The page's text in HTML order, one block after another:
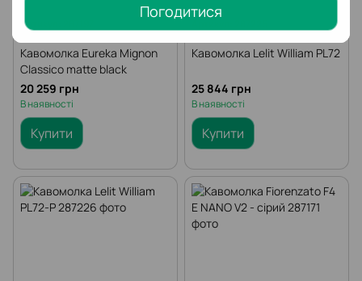
Погодитися
Артикул: 287197
Кавомолка Eureka Mignon
Classico matte black
20 259 грн
В наявності
Купити
Кавомолка Lelit William PL72
25 844 грн
В наявності
Купити